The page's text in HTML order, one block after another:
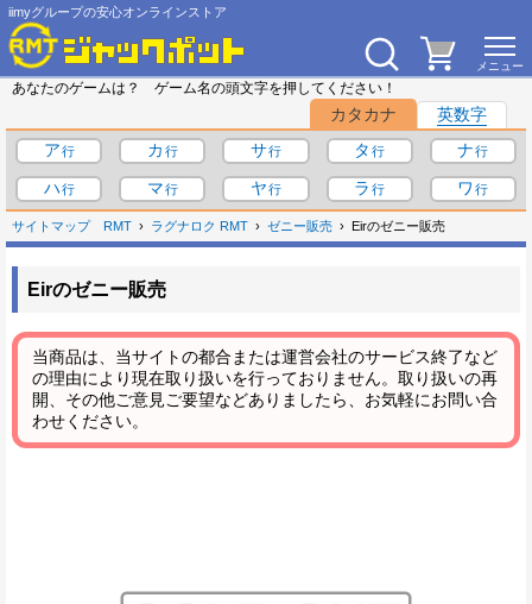
iimyグループの安心オンラインストア
あなたのゲームは？ ゲーム名の頭文字を押してください！
カタカナ
英数字
ア
カ サ タ
ナ
ハ
マ ヤ ラ ワ
サイトマップ RMT ラグナロク RMT ゼニー販売 Eirのゼニー販売
Eirのゼニー販売
当商品は、当サイトの都合または運営会社のサービス終了など
の理由により現在取り扱いを行っておりません。取り扱いの再
開、その他ご意見ご要望などありましたら、お気軽にお問い合
わせください。